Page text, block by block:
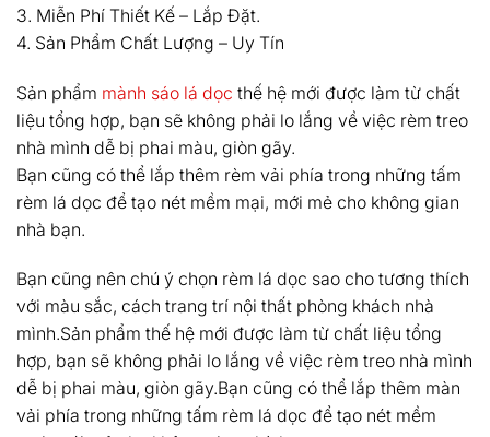
3. Miễn Phí Thiết Kế – Lắp Đặt.
4. Sản Phẩm Chất Lượng – Uy Tín
Sản phẩm mành sáo lá dọc thế hệ mới được làm từ chất
liệu tổng hợp, bạn sẽ không phải lo lắng về việc rèm treo
nhà mình dễ bị phai màu, giòn gãy.
Bạn cũng có thể lắp thêm rèm vải​ phía trong những tấm
rèm lá dọc​​ ​để tạo nét mềm mại, mới mẻ cho không gian
nhà bạn.
Bạn cũng nên chú ý chọn rèm lá dọc sao cho tương thích
với màu sắc, cách trang trí nội thất phòng khách nhà
mình.Sản phẩm thế hệ mới được làm từ chất liệu tổng
hợp, bạn sẽ không phải lo lắng về việc rèm treo nhà mình
dễ bị phai màu, giòn gãy.Bạn cũng có thể lắp thêm màn
vải phía trong những tấm rèm lá dọc để tạo nét mềm